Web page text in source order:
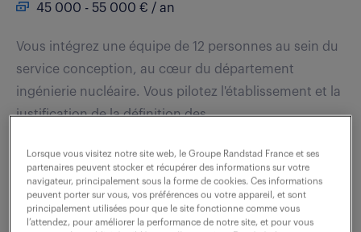
45 000 - 55 000 € / an
Vous intégrez une équipe de 12 personnes au sein du
service conception, au cœur du département
ingénierie nucléaire. Vous pilotez l'établissement et la
justification de la définition des...
voir l'offre
Lorsque vous visitez notre site web, le Groupe Randstad France et ses
partenaires peuvent stocker et récupérer des informations sur votre
navigateur, principalement sous la forme de cookies. Ces informations
peuvent porter sur vous, vos préférences ou votre appareil, et sont
principalement utilisées pour que le site fonctionne comme vous
l’attendez, pour améliorer la performance de notre site, et pour vous